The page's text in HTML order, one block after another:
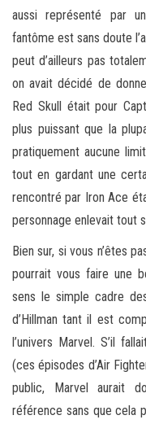
aussi représenté par
fantôme est sans doute
peut d’ailleurs pas
on avait décidé de
Red Skull était pour
plus puissant que la
pratiquement aucune
tout en gardant une
rencontré par Iron Ace
personnage enlevait tout
Bien sur, si vous n’êtes
pourrait vous faire une
sens le simple cadre
d’Hillman tant il est
l’univers Marvel. S’il
(ces épisodes d’Air
public, Marvel aurait
référence sans que cela